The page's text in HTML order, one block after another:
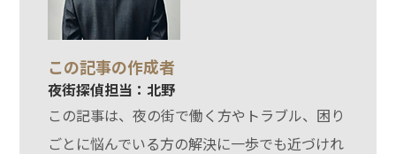
この記事の作成者
夜街探偵担当：北野
この記事は、夜の街で働く方やトラブル、困り
ごとに悩んでいる方の解決に一歩でも近づけれ